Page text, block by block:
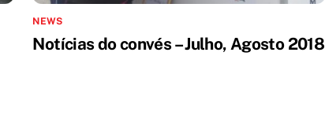
NEWS
Notícias do convés – Julho, Agosto 2018